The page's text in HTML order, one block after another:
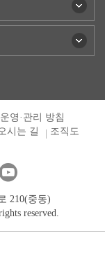
영·관리 방침
시는 길
조직도
210(중동)
reserved.